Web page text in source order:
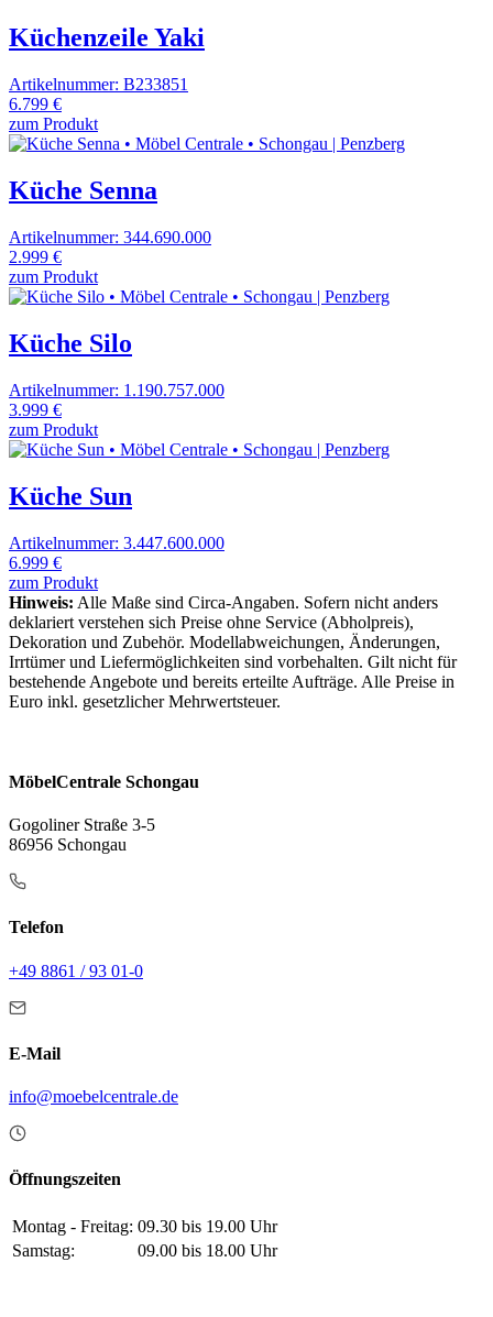
Küchenzeile Yaki
Artikelnummer: B233851
6.799 €
zum Produkt
Küche Senna
Artikelnummer: 344.690.000
2.999 €
zum Produkt
Küche Silo
Artikelnummer: 1.190.757.000
3.999 €
zum Produkt
Küche Sun
Artikelnummer: 3.447.600.000
6.999 €
zum Produkt
Hinweis: Alle Maße sind Circa-Angaben. Sofern nicht anders
deklariert verstehen sich Preise ohne Service (Abholpreis),
Dekoration und Zubehör. Modellabweichungen, Änderungen,
Irrtümer und Liefermöglichkeiten sind vorbehalten. Gilt nicht für
bestehende Angebote und bereits erteilte Aufträge. Alle Preise in
Euro inkl. gesetzlicher Mehrwertsteuer.
MöbelCentrale Schongau
Gogoliner Straße 3-5
86956 Schongau
Telefon
+49 8861 / 93 01-0
E-Mail
info@moebelcentrale.de
Öffnungszeiten
Montag - Freitag: 09.30 bis 19.00 Uhr
Samstag:
09.00 bis 18.00 Uhr